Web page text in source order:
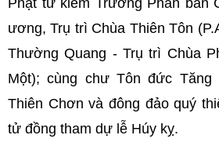
Phật tử kiêm Trưởng Phân ban
ương, Trụ trì Chùa Thiên Tôn
Thường Quang - Trụ trì Chùa
Một); cùng chư Tôn đức Tăng
Thiên Chơn và đông đảo quý
tử đồng tham dự lễ Húy kỵ.